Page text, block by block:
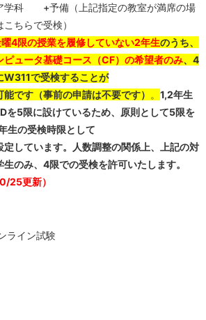
学科 +予備（上記指定の教室が満席の場
こちらで受検）
4限の授業を履修していない2年生のうち、
ピュータ基礎コース（CF）の希望者のみ、4
W311で受検することが
能です （事前の申請は不要です） 。 1,2年生
を5限に設けているため、原則として5限を
生の受検時限として
しています。人数調整の関係上、
上記の対
生のみ、4限での受検を許可いたします。
25更新）
ライン試験